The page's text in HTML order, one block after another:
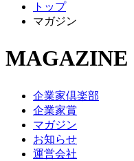
トップ
マガジン
MAGAZINE
企業家倶楽部
企業家賞
マガジン
お知らせ
運営会社